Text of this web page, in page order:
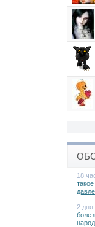
18
2 дня